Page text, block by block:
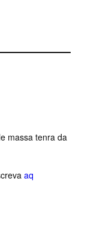
massa tenra da
aq